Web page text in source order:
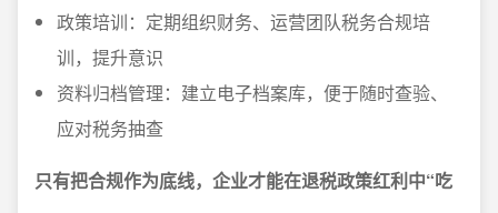
政策培训：定期组织财务、运营团队税务合规培
训，提升意识
资料归档管理：建立电子档案库，便于随时查验、
应对税务抽查
只有把合规作为底线，企业才能在退税政策红利中“吃